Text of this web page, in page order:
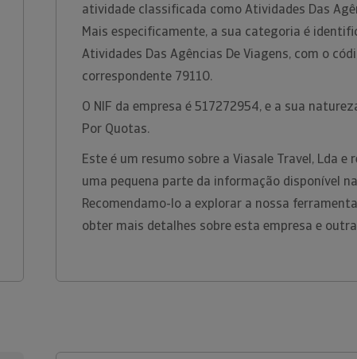
atividade classificada como Atividades Das
Mais especificamente, a sua categoria é
Atividades Das Agências De Viagens, com o
correspondente 79110.
O NIF da empresa é 517272954, e a sua
Por Quotas.
Este é um resumo sobre a Viasale Travel, Lda e
uma pequena parte da informação disponível
Recomendamo-lo a explorar a nossa
obter mais detalhes sobre esta empresa e